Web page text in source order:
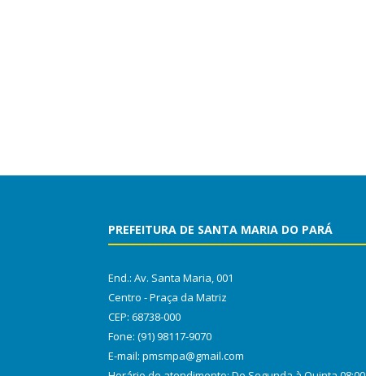
PREFEITURA DE SANTA MARIA DO PARÁ
End.: Av. Santa Maria, 001
Centro - Praça da Matriz
CEP: 68738-000
Fone: (91) 98117-9070
E-mail: pmsmpa@gmail.com